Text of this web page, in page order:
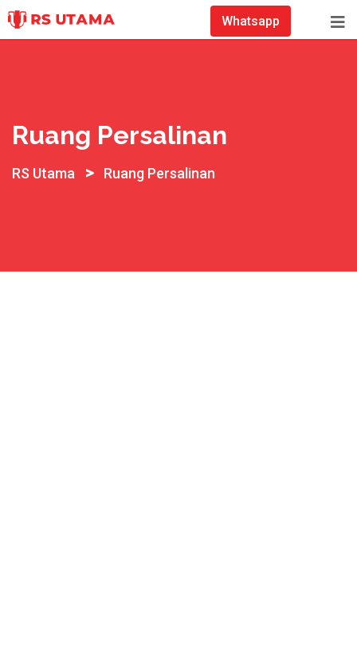
Whatsapp
Ruang Persalinan
RS Utama > Ruang Persalinan